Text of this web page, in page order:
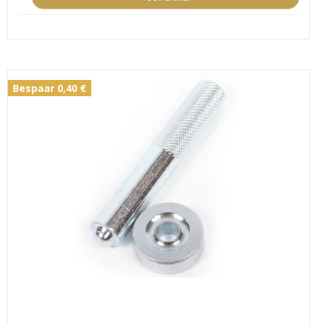
Bespaar 0,40 €